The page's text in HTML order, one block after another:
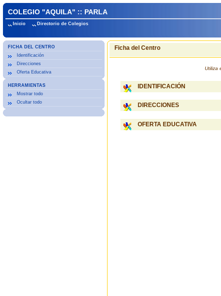
COLEGIO "AQUILA" :: PARLA
Inicio Directorio de Colegios
FICHA DEL CENTRO
Identificación
Direcciones
Oferta Educativa
HERRAMIENTAS
Mostrar todo
Ocultar todo
Ficha del Centro
Utiliza
IDENTIFICACIÓN
DIRECCIONES
OFERTA EDUCATIVA